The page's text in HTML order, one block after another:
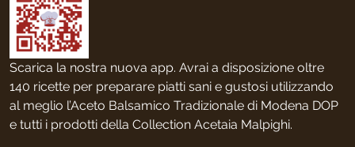
Scarica la nostra nuova app. Avrai a disposizione oltre
140 ricette per preparare piatti sani e gustosi utilizzando
al meglio l’Aceto Balsamico Tradizionale di Modena DOP
e tutti i prodotti della Collection Acetaia Malpighi.